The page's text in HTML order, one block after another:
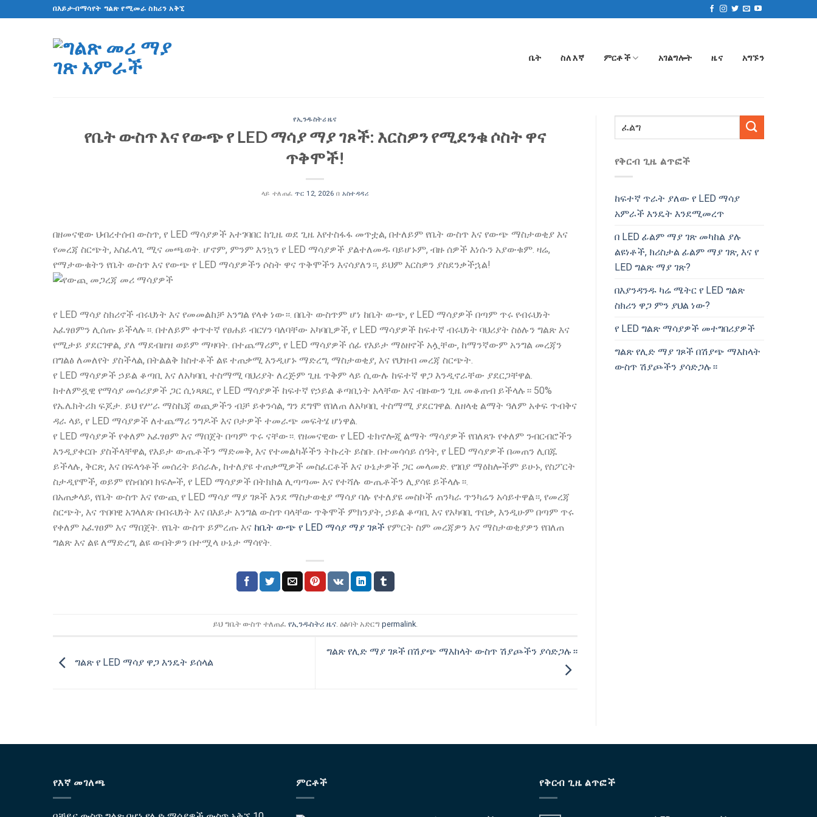
ይዘት
በእይታ-በማሳየት ግልጽ የሚመራ ስክሪን አቅኚ
ቤት ስለ እኛ ምርቶች አገልግሎት ዜና አግኙን
የኢንዱስትሪ ዜና
የቤት ውስጥ እና የውጭ የ LED ማሳያ ማያ ገጾች: እርስዎን የሚደንቁ ሶስት ዋና
ጥቅሞች!
ላይ ተለጠፈጥር 12, 2026 በአስተዳዳሪ
በዘመናዊው ህብረተሰብ ውስጥ, የ LED ማሳያዎች አተገባበር ከጊዜ ወደ ጊዜ እየተስፋፋ መጥቷል, በተለይም የቤት ውስጥ እና የውጭ ማስታወቂያ እና
የመረጃ ስርጭት, አስፈላጊ ሚና መጫወት. ሆኖም, ምንም እንኳን የ LED ማሳያዎች ያልተለመዱ ባይሆኑም, ብዙ ሰዎች እነሱን አያውቁም. ዛሬ,
የማታውቁትን የቤት ውስጥ እና የውጭ የ LED ማሳያዎችን ሶስት ዋና ጥቅሞችን እናሳያለን።, ይህም እርስዎን ያስደንቃችኋል!
የ LED ማሳያ ስክሪኖች ብሩህነት እና የመመልከቻ አንግል የላቀ ነው።. በቤት ውስጥም ሆነ ከቤት ውጭ, የ LED ማሳያዎች በጣም ጥሩ የብሩህነት
አፈፃፀምን ሊሰጡ ይችላሉ።. በተለይም ቀጥተኛ የፀሐይ ብርሃን ባለባቸው አካባቢዎች, የ LED ማሳያዎች ከፍተኛ ብሩህነት ባህሪያት ስዕሉን ግልጽ እና
የሚታይ ያደርገዋል, ያለ ማደብዘዝ ወይም ማዛባት. በተጨማሪም, የ LED ማሳያዎች ሰፊ የእይታ ማዕዘኖች አሏቸው, ከማንኛውም አንግል መረጃን
በግልፅ ለመለየት ያስችላል, በትልልቅ ክስተቶች ልዩ ተጠቃሚ እንዲሆኑ ማድረግ, ማስታወቂያ, እና የህዝብ መረጃ ስርጭት.
የ LED ማሳያዎች ኃይል ቆጣቢ እና ለአካባቢ ተስማሚ ባህሪያት ለረጅም ጊዜ ጥቅም ላይ ሲውሉ ከፍተኛ ዋጋ እንዲኖራቸው ያደርጋቸዋል.
ከተለምዷዊ የማሳያ መሳሪያዎች ጋር ሲነጻጸር, የ LED ማሳያዎች ከፍተኛ የኃይል ቆጣቢነት አላቸው እና ብዙውን ጊዜ መቆጠብ ይችላሉ። 50%
የኤሌክትሪክ ፍጆታ. ይህ የሥራ ማስኬጃ ወጪዎችን ብቻ ይቀንሳል, ግን ደግሞ የበለጠ ለአካባቢ ተስማሚ ያደርገዋል. ለዘላቂ ልማት ዓለም አቀፍ ጥብቅና
ዳራ ላይ, የ LED ማሳያዎች ለተጨማሪ ንግዶች እና ቦታዎች ተመራጭ መፍትሄ ሆነዋል.
የ LED ማሳያዎች የቀለም አፈፃፀም እና ማበጀት በጣም ጥሩ ናቸው።. የዘመናዊው የ LED ቴክኖሎጂ ልማት ማሳያዎች የበለጸጉ የቀለም ንብርብሮችን
እንዲያቀርቡ ያስችላቸዋል, የእይታ ውጤቶችን ማድመቅ, እና የተመልካቾችን ትኩረት ይስቡ. በተመሳሳይ ሰዓት, የ LED ማሳያዎች በመጠን ሊበጁ
ይችላሉ, ቅርጽ, እና በፍላጎቶች መሰረት ይሰራሉ, ከተለያዩ ተጠቃሚዎች መስፈርቶች እና ሁኔታዎች ጋር መላመድ. የገበያ ማዕከሎችም ይሁኑ, የስፖርት
ስታዲየሞች, ወይም የስብሰባ ክፍሎች, የ LED ማሳያዎች በትክክል ሊጣጣሙ እና የተሻሉ ውጤቶችን ሊያሳዩ ይችላሉ።.
በአጠቃላይ, የቤት ውስጥ እና የውጪ የ LED ማሳያ ማያ ገጾች እንደ ማስታወቂያ ማሳያ ባሉ የተለያዩ መስኮች ጠንካራ ጥንካሬን አሳይተዋል።, የመረጃ
ስርጭት, እና ጥበባዊ አገላለጽ በብሩህነት እና በእይታ አንግል ውስጥ ባላቸው ጥቅሞች ምክንያት, ኃይል ቆጣቢ እና የአካባቢ ጥበቃ, እንዲሁም በጣም ጥሩ
የቀለም አፈፃፀም እና ማበጀት. የቤት ውስጥ ይምረጡ እና ከቤት ውጭ የ LED ማሳያ ማያ ገጾች የምርት ስም መረጃዎን እና ማስታወቂያዎን የበለጠ
ግልጽ እና ልዩ ለማድረግ, ልዩ ውበትዎን በተሟላ ሁኔታ ማሳየት.
ይህ ግቤት ውስጥ ተለጠፈ የኢንዱስትሪ ዜና. ዕልባት አድርግ permalink.
ግልጽ የ LED ማሳያ ዋጋ እንዴት ይሰላል
ግልጽ የሊድ ማያ ገጾች በሽያጭ ማእከላት ውስጥ ሽያጮችን ያሳድጋሉ።
የቅርብ ጊዜ ልጥፎች
ከፍተኛ ጥራት ያለው የ LED ማሳያ
አምራች እንዴት እንደሚመረጥ
በ LED ፊልም ማያ ገጽ መካከል ያሉ
ልዩነቶች, ክሪስታል ፊልም ማያ ገጽ, እና የ
LED ግልጽ ማያ ገጽ?
በእያንዳንዱ ካሬ ሜትር የ LED ግልጽ
ስክሪን ዋጋ ምን ያህል ነው?
የ LED ግልጽ ማሳያዎች መተግበሪያዎች
ግልጽ የሊድ ማያ ገጾች በሽያጭ ማእከላት
ውስጥ ሽያጮችን ያሳድጋሉ።
የእኛ መገለጫ ምርቶች የቅርብ ጊዜ ልጥፎች